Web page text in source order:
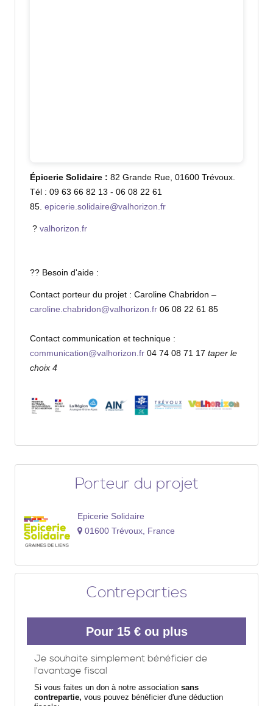
Épicerie Solidaire : 82 Grande Rue, 01600 Trévoux.
Tél : 09 63 66 82 13 - 06 08 22 61
85. epicerie.solidaire@valhorizon.fr
? valhorizon.fr
?? Besoin d'aide :
Contact porteur du projet : Caroline Chabridon –
caroline.chabridon@valhorizon.fr 06 08 22 61 85
Contact communication et technique :
communication@valhorizon.fr 04 74 08 71 17 taper le
choix 4
Porteur du projet
Epicerie Solidaire
01600 Trévoux, France
Contreparties
Pour 15 € ou plus
Je souhaite simplement bénéficier de
l'avantage fiscal
Si vous faites un don à notre associationsans
contrepartie, vous pouvez bénéficier d'une déduction